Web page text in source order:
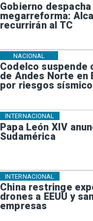
Gobierno
megarreforma:
recurrirán al TC
Codelco suspende
de Andes Norte en
por riesgos
NACIONAL
Papa León XIV
Sudamérica
INTERNACIONAL
China restringe
drones a EEUU y
empresas
INTERNACIONAL